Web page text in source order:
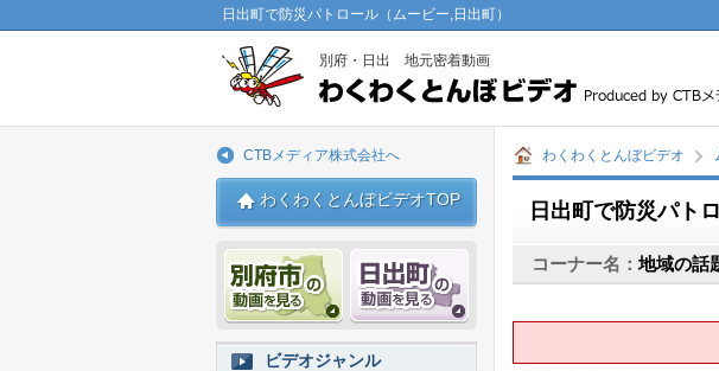
日出町で防災パトロール（ムービー,日出町）
別府・日出 地元密着動画
わくわくとんぼビデオ
日出町で防災パト
コーナー名：地域の話
CTBメディア株式会社へ
わくわくとんぼビデオTOP
別府市 動画 日出 動画
ビデオジャンル